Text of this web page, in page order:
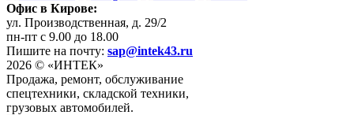
Офис в Кирове:
ул. Производственная, д. 29/2
пн-пт с 9.00 до 18.00
Пишите на почту: sap@intek43.ru
2026 © «ИНТЕК»
Продажа, ремонт, обслуживание
спецтехники, складской техники,
грузовых автомобилей.